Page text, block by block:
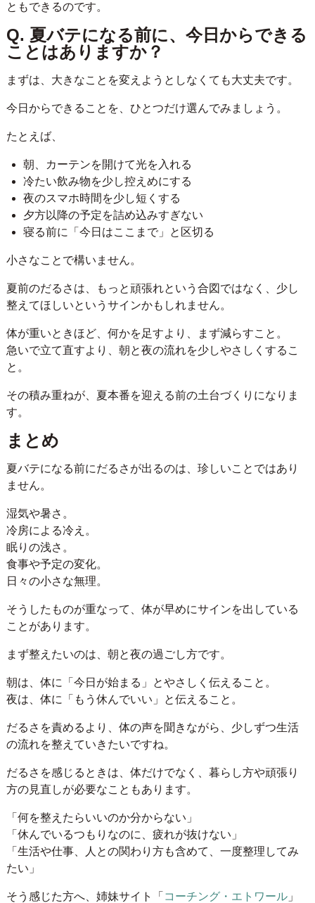
ともできるのです。
Q. 夏バテになる前に、今日からできる
ことはありますか？
まずは、大きなことを変えようとしなくても大丈夫です。
今日からできることを、ひとつだけ選んでみましょう。
たとえば、
朝、カーテンを開けて光を入れる
冷たい飲み物を少し控えめにする
夜のスマホ時間を少し短くする
夕方以降の予定を詰め込みすぎない
寝る前に「今日はここまで」と区切る
小さなことで構いません。
夏前のだるさは、もっと頑張れという合図ではなく、少し
整えてほしいというサインかもしれません。
体が重いときほど、何かを足すより、まず減らすこと。
急いで立て直すより、朝と夜の流れを少しやさしくするこ
と。
その積み重ねが、夏本番を迎える前の土台づくりになりま
す。
まとめ
夏バテになる前にだるさが出るのは、珍しいことではあり
ません。
湿気や暑さ。
冷房による冷え。
眠りの浅さ。
食事や予定の変化。
日々の小さな無理。
そうしたものが重なって、体が早めにサインを出している
ことがあります。
まず整えたいのは、朝と夜の過ごし方です。
朝は、体に「今日が始まる」とやさしく伝えること。
夜は、体に「もう休んでいい」と伝えること。
だるさを責めるより、体の声を聞きながら、少しずつ生活
の流れを整えていきたいですね。
だるさを感じるときは、体だけでなく、暮らし方や頑張り
方の見直しが必要なこともあります。
「何を整えたらいいのか分からない」
「休んでいるつもりなのに、疲れが抜けない」
「生活や仕事、人との関わり方も含めて、一度整理してみ
たい」
そう感じた方へ、姉妹サイト「 コーチング・エトワール」